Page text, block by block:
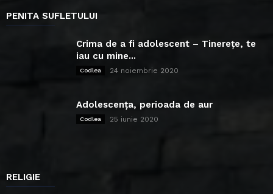
PENITA SUFLETULUI
Crima de a fi adolescent – Tinerețe, te
iau cu mine...
Codlea 24 noiembrie 2020
Adolescența, perioada de aur
Codlea 25 iunie 2020
RELIGIE